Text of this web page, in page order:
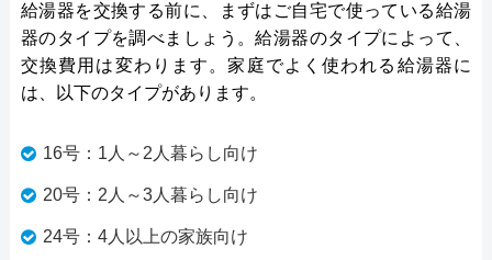
給湯器を交換する前に、まずはご自宅で使っている給湯
器のタイプを調べましょう。給湯器のタイプによって、
交換費用は変わります。家庭でよく使われる給湯器に
は、以下のタイプがあります。
16号：1人～2人暮らし向け
20号：2人～3人暮らし向け
24号：4人以上の家族向け